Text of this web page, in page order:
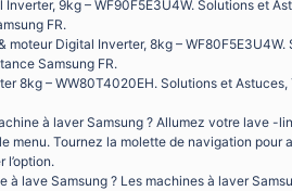
9kg – WF90F5E3U4W. Solutions et
FR.
moteur Digital Inverter, 8kg –
Samsung FR.
8kg – WW80T4020EH. Solutions et
à laver Samsung ? Allumez votre lave -
menu. Tournez la molette de navigation pour
l’option.
à lave Samsung ? Les machines à laver